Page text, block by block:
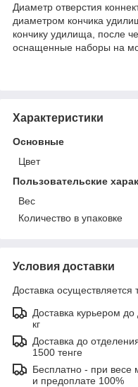
Диаметр отверстия
диаметром кончика
кончику удилища, после
оснащенные наборы на
Характеристики
Основные
Цвет
Пользовательские
Вес
Количество в упаковке
Условия доставки
Доставка осуществляется
Доставка курьером
кг
Доставка до
1500 тенге
Бесплатно - при весе
и предоплате 100%